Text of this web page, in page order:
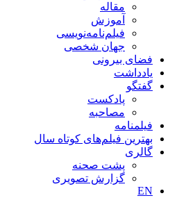
مقاله
آموزش
فیلم‌نامه‌نویسی
جهان شخصی
فضای بیرونی
یادداشت
گفتگو
پادکست
مصاحبه
فیلمنامه
بهترین فیلم‌های کوتاه سال
گالری
پشت صحنه
گزارش تصویری
EN